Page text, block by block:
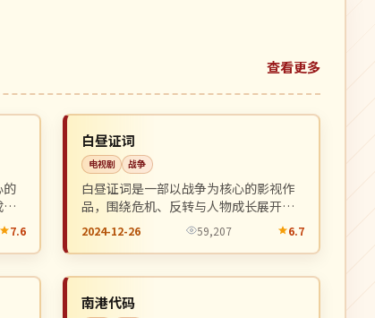
查看更多
的
。7.6
日本
4K
白昼证词
电视剧 战争
白昼证词是一部以战争为核心的影视作
品，围绕危机、反转与人物成长展开，
整体节奏紧凑，值得推荐观看。
2024-12-26 59,207 6.7
日本
南港代码